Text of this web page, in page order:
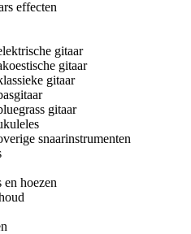
effecten
gitaar
gitaar
gitaar
gitaar
snaarinstrumenten
hoezen